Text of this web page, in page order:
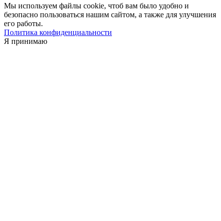
Мы используем файлы cookie, чтоб вам было удобно и
безопасно пользоваться нашим сайтом, а также для улучшения
его работы.
Политика конфиденциальности
Я принимаю